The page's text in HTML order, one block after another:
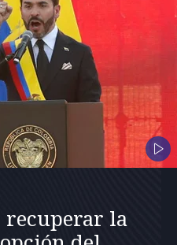
recuperar la